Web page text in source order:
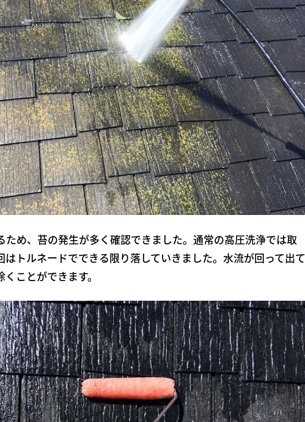
ため、苔の発生が多く確認できました。通常の高圧洗浄では取
はトルネードでできる限り落していきました。水流が回って出て
ことができます。